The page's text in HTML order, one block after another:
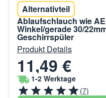
Alternativteil
Ablaufschlauch wie
Winkel/gerade 30/
Geschirrspüler
Produkt Details
11,49 €
1-2 Werktage
(7)